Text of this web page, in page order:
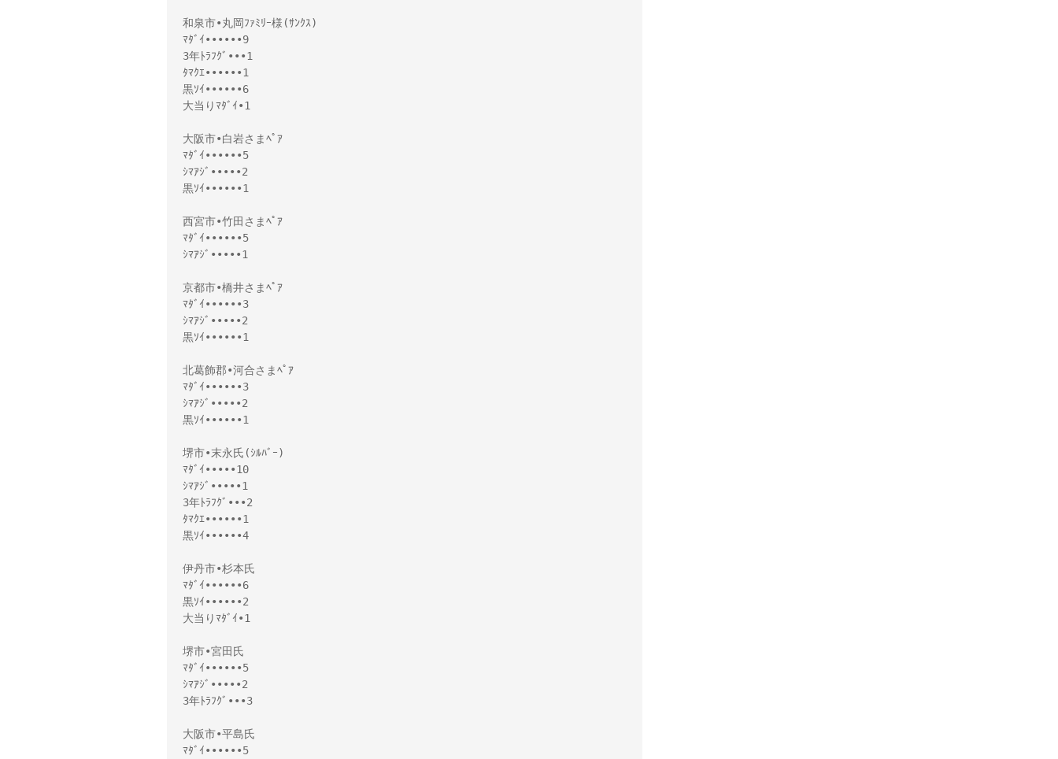
和泉市•丸岡ﾌｧﾐﾘｰ様(ｻﾝｸｽ)
ﾏﾀﾞｲ••••••9
3年ﾄﾗﾌｸﾞ•••1
ﾀﾏｸｴ••••••1
黒ｿｲ••••••6
大当りﾏﾀﾞｲ•1
大阪市•白岩さまﾍﾟｱ
ﾏﾀﾞｲ••••••5
ｼﾏｱｼﾞ•••••2
黒ｿｲ••••••1
西宮市•竹田さまﾍﾟｱ
ﾏﾀﾞｲ••••••5
ｼﾏｱｼﾞ•••••1
京都市•橋井さまﾍﾟｱ
ﾏﾀﾞｲ••••••3
ｼﾏｱｼﾞ•••••2
黒ｿｲ••••••1
北葛飾郡•河合さまﾍﾟｱ
ﾏﾀﾞｲ••••••3
ｼﾏｱｼﾞ•••••2
黒ｿｲ••••••1
堺市•末永氏(ｼﾙﾊﾞｰ)
ﾏﾀﾞｲ•••••10
ｼﾏｱｼﾞ•••••1
3年ﾄﾗﾌｸﾞ•••2
ﾀﾏｸｴ••••••1
黒ｿｲ••••••4
伊丹市•杉本氏
ﾏﾀﾞｲ••••••6
黒ｿｲ••••••2
大当りﾏﾀﾞｲ•1
堺市•宮田氏
ﾏﾀﾞｲ••••••5
ｼﾏｱｼﾞ•••••2
3年ﾄﾗﾌｸﾞ•••3
大阪市•平島氏
ﾏﾀﾞｲ••••••5